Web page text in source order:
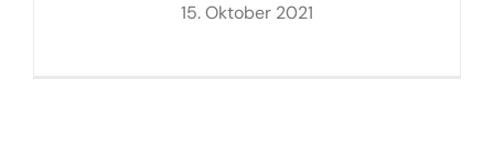
15. Oktober 2021